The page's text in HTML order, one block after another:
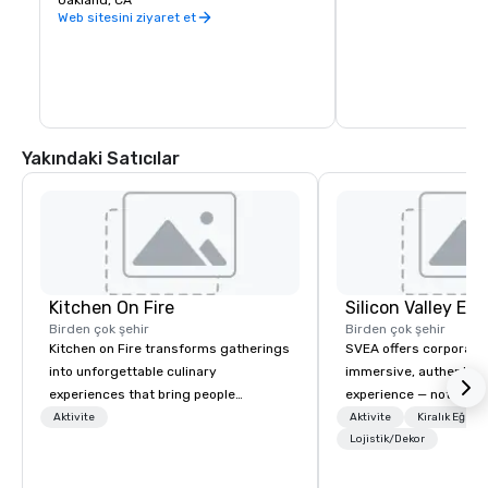
Web sitesini ziyaret et
Yakındaki Satıcılar
Kitchen On Fire
Birden çok şehir
Kitchen on Fire transforms gatherings
into unforgettable culinary
experiences that bring people
together. Since 2005, we've
Aktivite
Birden çok şehir
SVEA offers
immersive, authentic
experience — not a
transformation. We
facilitate custom
Aktivite
Kiralık
Lojistik/Dekor